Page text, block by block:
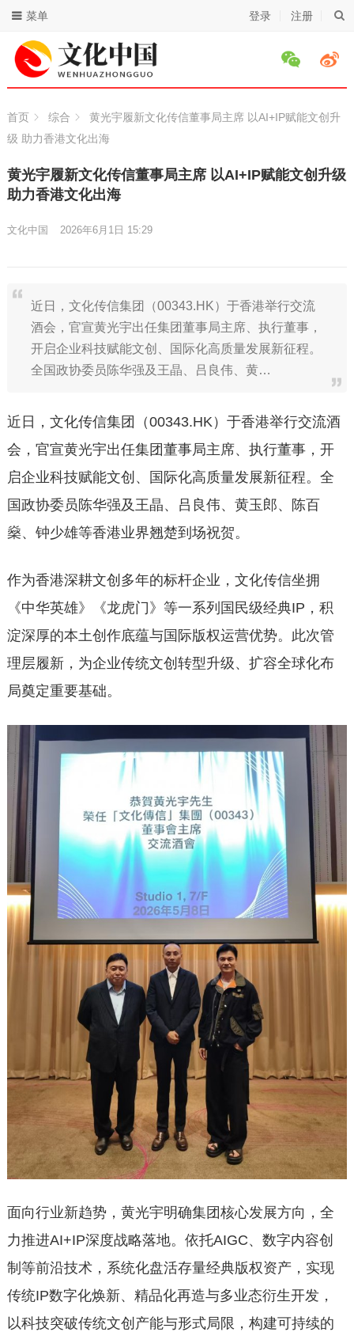
登录 注册
菜单
首页 综合
黄光宇履新文化传信董事局主席 以AI+IP赋能文创升
级 助力香港文化出海
黄光宇履新文化传信董事局主席 以AI+IP赋能文创升级
助力香港文化出海
文化中国 2026年6月1日 15:29
近日，文化传信集团（00343.HK）于香港举行交流
酒会，官宣黄光宇出任集团董事局主席、执行董事，
开启企业科技赋能文创、国际化高质量发展新征程。
全国政协委员陈华强及王晶、吕良伟、黄…
近日，文化传信集团（00343.HK）于香港举行交流酒
会，官宣黄光宇出任集团董事局主席、执行董事，开
启企业科技赋能文创、国际化高质量发展新征程。全
国政协委员陈华强及王晶、吕良伟、黄玉郎、陈百
燊、钟少雄等香港业界翘楚到场祝贺。
作为香港深耕文创多年的标杆企业，文化传信坐拥
《中华英雄》《龙虎门》等一系列国民级经典IP，积
淀深厚的本土创作底蕴与国际版权运营优势。此次管
理层履新，为企业传统文创转型升级、扩容全球化布
局奠定重要基础。
面向行业新趋势，黄光宇明确集团核心发展方向，全
力推进AI+IP深度战略落地。依托AIGC、数字内容创
制等前沿技术，系统化盘活存量经典版权资产，实现
传统IP数字化焕新、精品化再造与多业态衍生开发，
以科技突破传统文创产能与形式局限，构建可持续的